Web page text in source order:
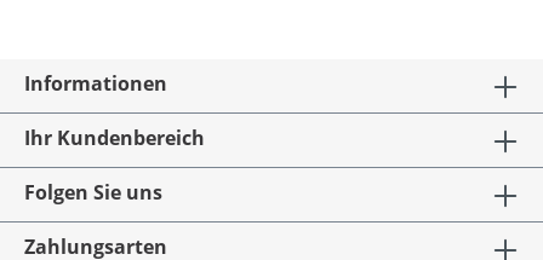
Informationen
Ihr Kundenbereich
Folgen Sie uns
Zahlungsarten